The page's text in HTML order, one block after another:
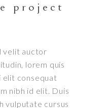
project
velit auctor
lorem quis
elit consequat
nibh id elit. Duis
vulputate cursus